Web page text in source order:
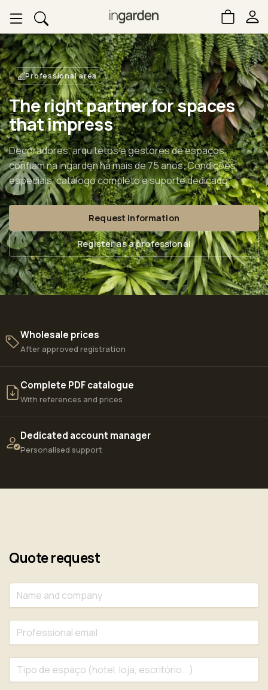
Professional area
The right partner for spaces
that impress
Decoradores, arquitetos e gestores de espaços
confiam na ingarden há mais de 75 anos. Condições
especiais, catálogo completo e suporte dedicado.
Request information
Register as a professional
Wholesale prices
After approved registration
Complete PDF catalogue
With references and prices
Dedicated account manager
Personalised support
Quote request